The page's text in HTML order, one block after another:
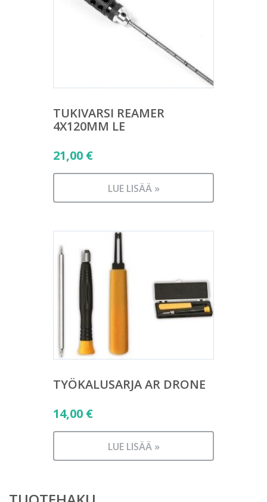
TUKIVARSI REAMER
4X120MM LE
21,00 €
LUE LISÄÄ »
TYÖKALUSARJA AR DRONE
14,00 €
LUE LISÄÄ »